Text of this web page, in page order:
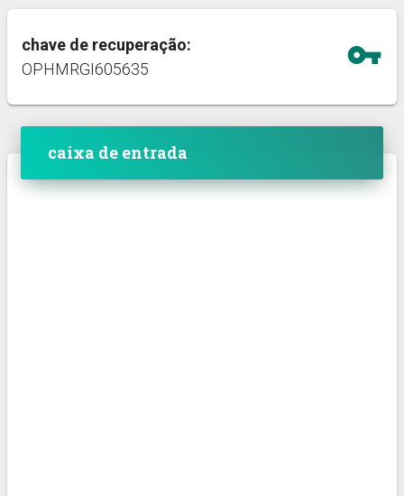
chave de recuperação:
OPHMRGI605635
vpn_key
caixa de entrada